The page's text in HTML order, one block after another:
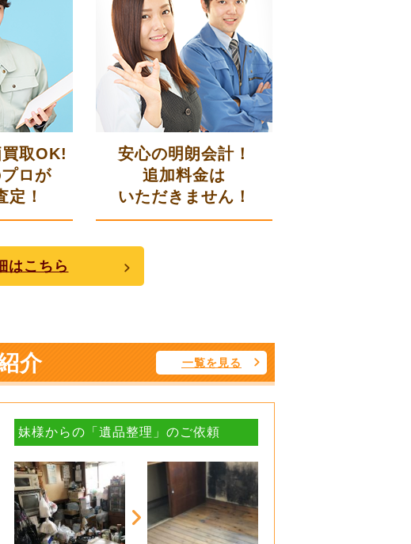
取OK!
ロが
定！
安心の明朗会計！
追加料金は
いただきません！
はこちら
介 一覧を見る
妹様からの「遺品整理」のご依頼